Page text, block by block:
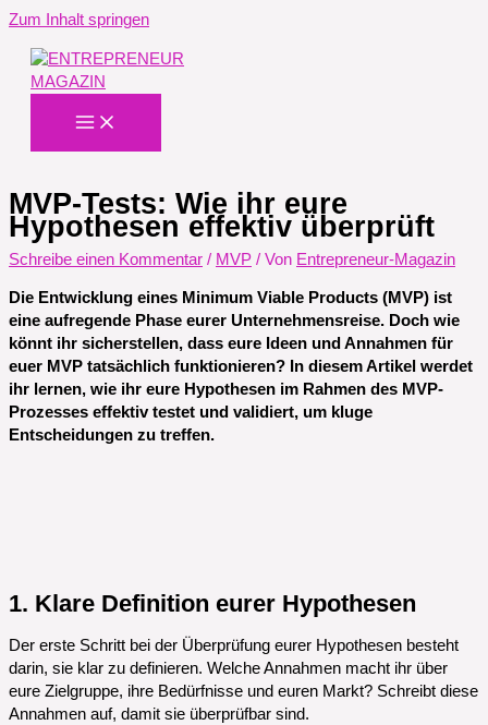
Zum Inhalt springen
MVP-Tests: Wie ihr eure
Hypothesen effektiv überprüft
Schreibe einen Kommentar / MVP / Von Entrepreneur-Magazin
Die Entwicklung eines Minimum Viable Products (MVP) ist
eine aufregende Phase eurer Unternehmensreise. Doch wie
könnt ihr sicherstellen, dass eure Ideen und Annahmen für
euer MVP tatsächlich funktionieren? In diesem Artikel werdet
ihr lernen, wie ihr eure Hypothesen im Rahmen des MVP-
Prozesses effektiv testet und validiert, um kluge
Entscheidungen zu treffen.
1. Klare Definition eurer Hypothesen
Der erste Schritt bei der Überprüfung eurer Hypothesen besteht
darin, sie klar zu definieren. Welche Annahmen macht ihr über
eure Zielgruppe, ihre Bedürfnisse und euren Markt? Schreibt diese
Annahmen auf, damit sie überprüfbar sind.